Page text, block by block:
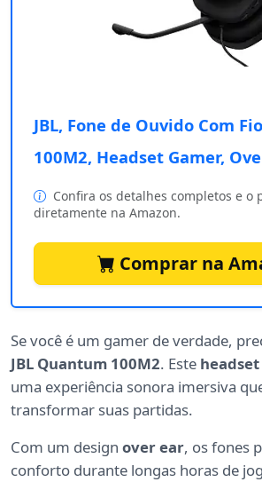
JBL, Fone de Ouvido Com
100M2, Headset Gamer,
Confira os detalhes completos e o
diretamente na Amazon.
Comprar na
Se você é um gamer de verdade,
JBL Quantum 100M2. Este
uma experiência sonora imersiva
transformar suas partidas.
Com um design over ear, os fones
conforto durante longas horas de